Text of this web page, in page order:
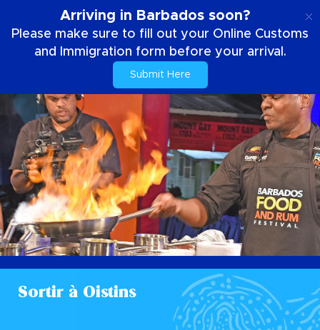
Arriving in Barbados soon?
Please make sure to fill out your Online Customs
and Immigration form before your arrival.
Submit Here
Sortir à Oistins